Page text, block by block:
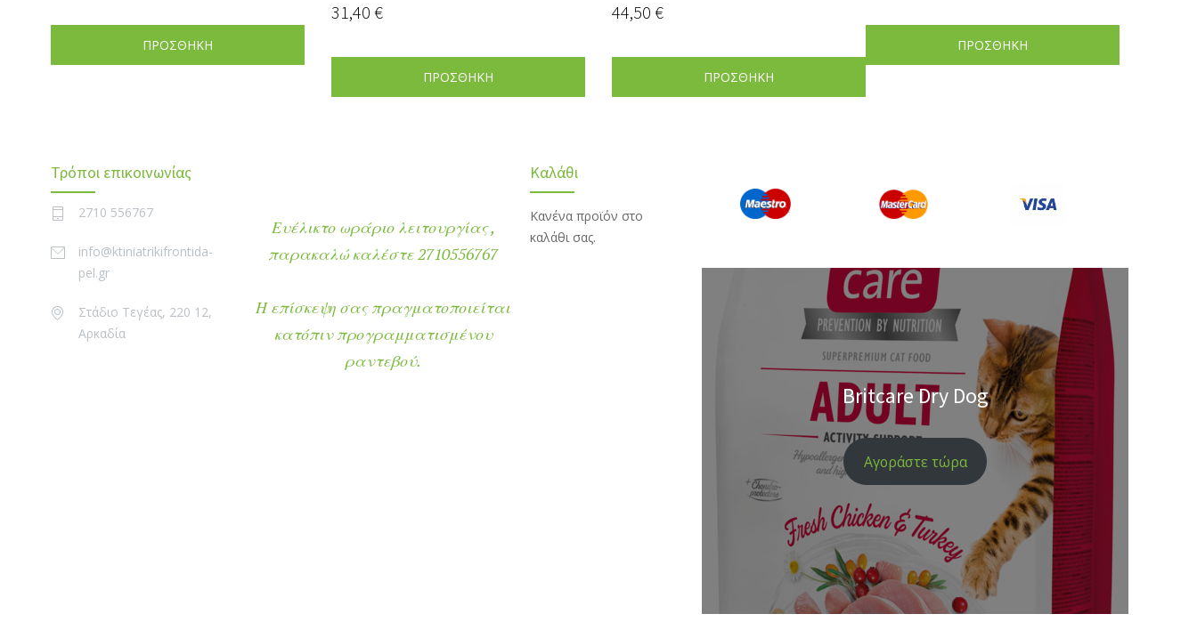
ΠΡΟΣΘΗΚΗ
31,40 €
ΠΡΟΣΘΗΚΗ
44,50 €
ΠΡΟΣΘΗΚΗ
ΠΡΟΣΘΗΚΗ
Τρόποι επικοινωνίας
2710 556767
info@ktiniatrikifrontida-
pel.gr
Στάδιο Τεγέας, 220 12,
Αρκαδία
Ευέλικτο ωράριο λειτουργίας ,
παρακαλώ καλέστε 2710556767
Η επίσκεψη σας πραγματοποιείται
κατόπιν προγραμματισμένου
ραντεβού.
Καλάθι
Κανένα προϊόν στο
καλάθι σας.
Britcare Dry Dog
Αγοράστε τώρα